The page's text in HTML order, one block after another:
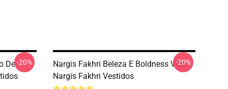
De-20%
Nargis Fakhri Beleza E Boldness Vibe.
Nargis Fakhri Vestidos
-20%